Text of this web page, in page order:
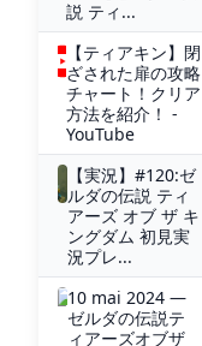
説 ティ...
【ティアキン】閉
ざされた扉の攻略
チャート！クリア
方法を紹介！ -
YouTube
【実況】#120:ゼ
ルダの伝説 ティ
アーズ オブ ザ キ
ングダム 初見実
況プレ...
10 mai 2024 —
ゼルダの伝説テ
ィアーズオブザ